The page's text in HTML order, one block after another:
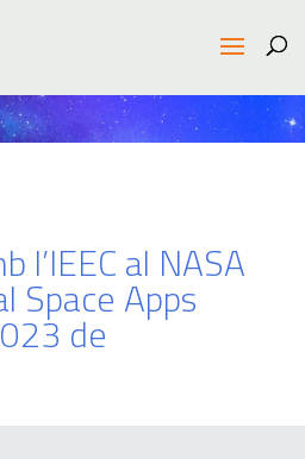
l’IEEC al NASA
Space Apps
de